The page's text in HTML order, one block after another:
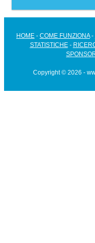
HOME - COME FUNZIONA-
STATISTICHE-
Copyright © 2026 -